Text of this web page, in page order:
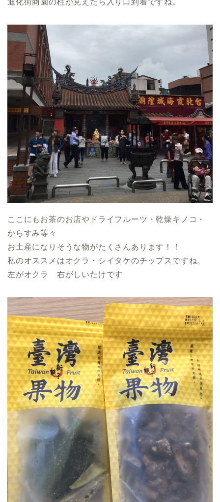
ここにもお茶のお店やドライフルーツ・乾燥キノコ・
からすみ等々
お土産になりそうな物がたくさんあります！！
私のオススメはオクラ・シイタケのチップスですね。
左がオクラ 右がしいたけです